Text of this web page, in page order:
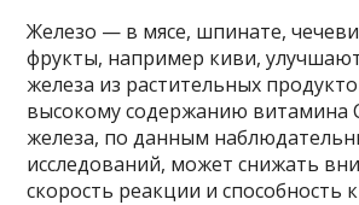
Железо — в мясе, шпинате,
фрукты, например киви,
железа из растительных
высокому содержанию витамина
железа, по данным
исследований, может снижать
скорость реакции и способность